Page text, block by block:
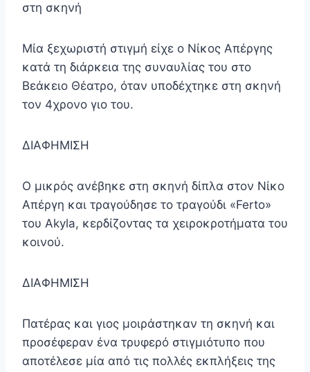
στη σκηνή
Μία ξεχωριστή στιγμή είχε ο Νίκος Απέργης
κατά τη διάρκεια της συναυλίας του στο
Βεάκειο Θέατρο, όταν υποδέχτηκε στη σκηνή
τον 4χρονο γιο του.
ΔΙΑΦΗΜΙΣΗ
Ο μικρός ανέβηκε στη σκηνή δίπλα στον Νίκο
Απέργη και τραγούδησε το τραγούδι «Ferto»
του Akyla, κερδίζοντας τα χειροκροτήματα του
κοινού.
ΔΙΑΦΗΜΙΣΗ
Πατέρας και γιος μοιράστηκαν τη σκηνή και
προσέφεραν ένα τρυφερό στιγμιότυπο που
αποτέλεσε μία από τις πολλές εκπλήξεις της